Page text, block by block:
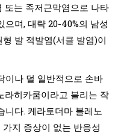
또는 족저근막염으로 나타
으며, 대략 20-40%의 남성
발 적발염(서클 발염)이
이나 덜 일반적으로 손바
라히카쿰이라고 불리는 작
니다. 케라토더마 블레노
지 증상이 없는 반응성